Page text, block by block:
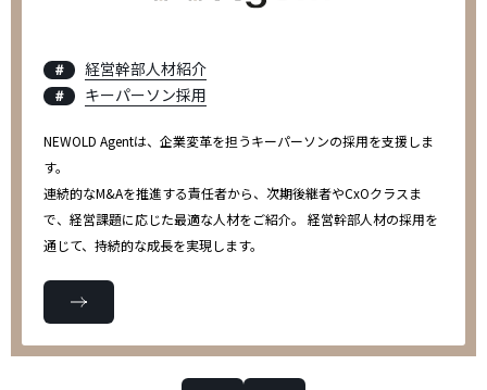
＃ 経営幹部人材紹介
＃ キーパーソン採用
NEWOLD Agentは、企業変革を担うキーパーソンの採用を支援しま
す。
連続的なM&Aを推進する責任者から、次期後継者やCxOクラスま
で、経営課題に応じた最適な人材をご紹介。 経営幹部人材の採用を
通じて、持続的な成長を実現します。